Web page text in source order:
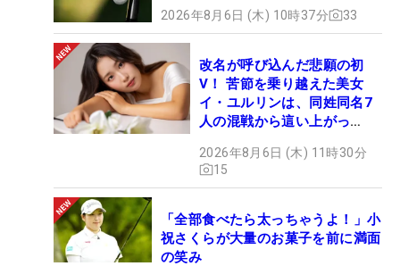
2026年8月6日 (木) 10時37分 33
改名が呼び込んだ悲願の初
V！ 苦節を乗り越えた美女
イ・ユルリンは、同姓同名7
人の混戦から這い上がっ
2026年8月6日 (木) 11時30分
15
「全部食べたら太っちゃうよ！」小
祝さくらが大量のお菓子を前に満面
の笑み